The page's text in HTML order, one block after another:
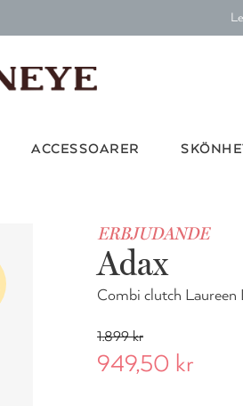
ACCESSOARER
ERBJUDANDE
Adax
Combi clutch Laureen
1.899 kr
949,50 kr